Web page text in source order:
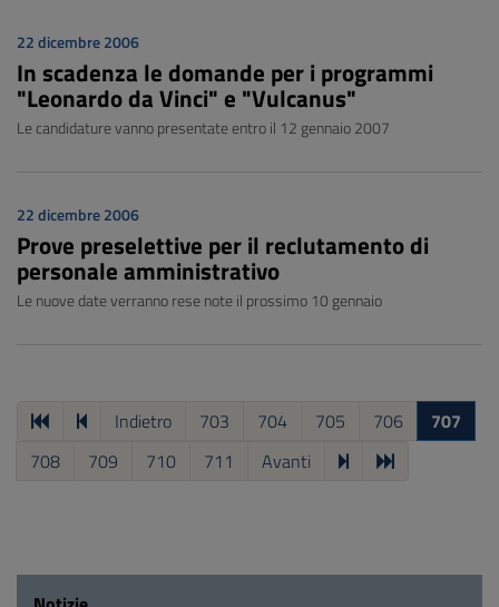
22 dicembre 2006
In scadenza le domande per i programmi
"Leonardo da Vinci" e "Vulcanus"
Le candidature vanno presentate entro il 12 gennaio 2007
22 dicembre 2006
Prove preselettive per il reclutamento di
personale amministrativo
Le nuove date verranno rese note il prossimo 10 gennaio
Indietro 703 704 705 706
707
708
709 710 711 Avanti